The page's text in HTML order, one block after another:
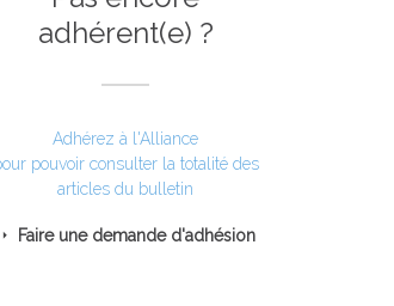
adhérent(e) ?
Adhérez à l'Alliance
pouvoir consulter la totalité des
articles du bulletin
Faire une demande d'adhésion